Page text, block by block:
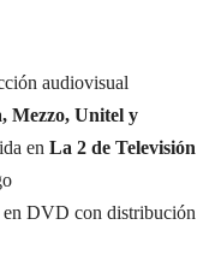
audiovisual
Mezzo, Unitel y
en La 2 de Televisión
en DVD con distribución